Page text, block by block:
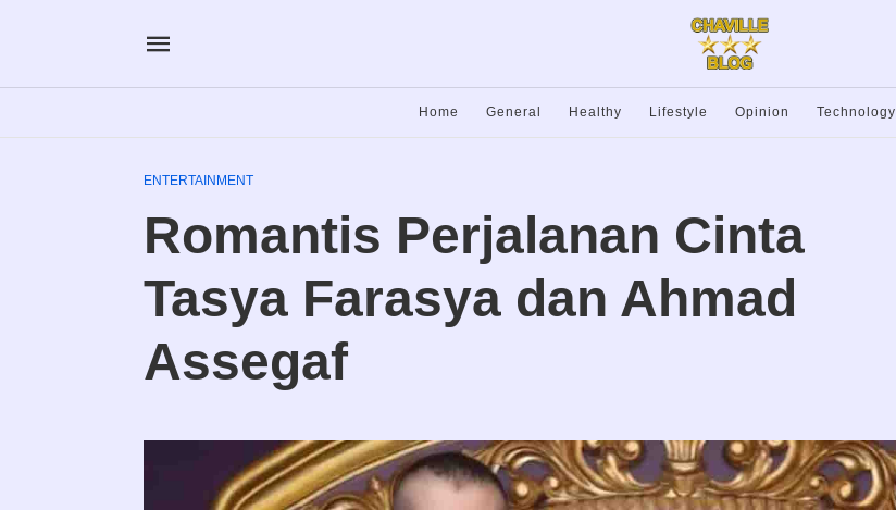
Home General Healthy Lifestyle Opinion Technology
ENTERTAINMENT
Romantis Perjalanan Cinta
Tasya Farasya dan Ahmad
Assegaf